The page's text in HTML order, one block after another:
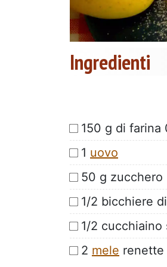
Ingredienti
150 g di farina
1 uovo
50 g zucchero
1/2 bicchiere
1/2
2 mele renette